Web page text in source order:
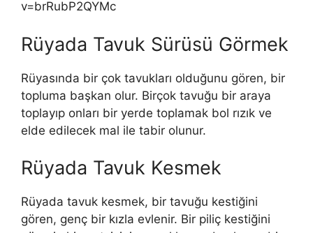
v=brRubP2QYMc
Rüyada Tavuk Sürüsü Görmek
Rüyasında bir çok tavukları olduğunu gören, bir
topluma başkan olur. Birçok tavuğu bir araya
toplayıp onları bir yerde toplamak bol rızık ve
elde edilecek mal ile tabir olunur.
Rüyada Tavuk Kesmek
Rüyada tavuk kesmek, bir tavuğu kestiğini
gören, genç bir kızla evlenir. Bir piliç kestiğini